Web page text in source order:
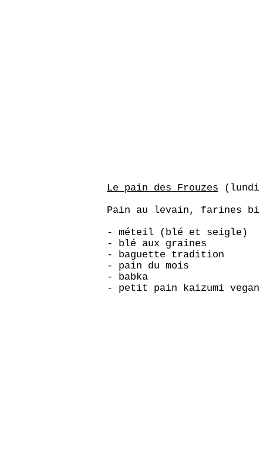
Le pain des Frouzes
Pain au levain, farines
- méteil (blé et seigle)
- blé aux graines
- baguette tradition
- pain du mois
- babka
- petit pain kaizumi vegan